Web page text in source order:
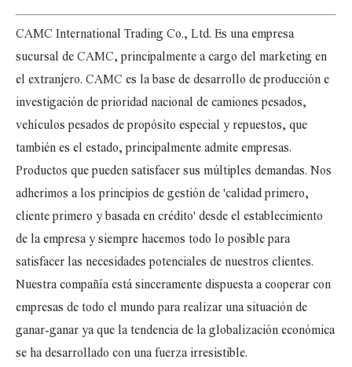
CAMC International Trading Co., Ltd. Es una empresa
sucursal de CAMC, principalmente a cargo del marketing en
el extranjero. CAMC es la base de desarrollo de producción e
investigación de prioridad nacional de camiones pesados,
vehículos pesados ​​de propósito especial y repuestos, que
también es el estado, principalmente admite empresas.
Productos que pueden satisfacer sus múltiples demandas. Nos
adherimos a los principios de gestión de 'calidad primero,
cliente primero y basada en crédito' desde el establecimiento
de la empresa y siempre hacemos todo lo posible para
satisfacer las necesidades potenciales de nuestros clientes.
Nuestra compañía está sinceramente dispuesta a cooperar con
empresas de todo el mundo para realizar una situación de
ganar-ganar ya que la tendencia de la globalización económica
se ha desarrollado con una fuerza irresistible.